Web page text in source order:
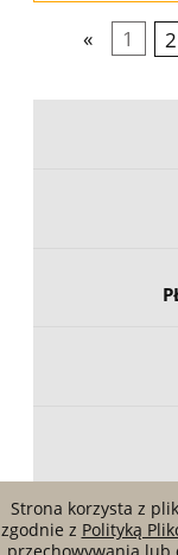
Strona korzysta z
zgodnie z Polityką
« 1 2